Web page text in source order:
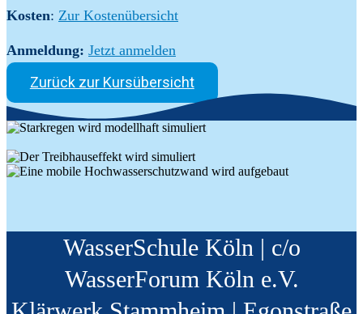
Kosten: Zur Kostenübersicht
Anmeldung: Jetzt anmelden
Zurück zur Kursübersicht
WasserSchule Köln | c/o
WasserForum Köln e.V.